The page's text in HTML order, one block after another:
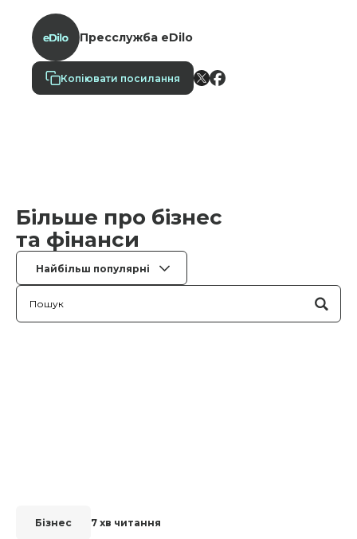
Пресслужба eDilo
Копіювати посилання
Більше про бізнес
та фінанси
Найбільш популярні
Бізнес 7 хв читання